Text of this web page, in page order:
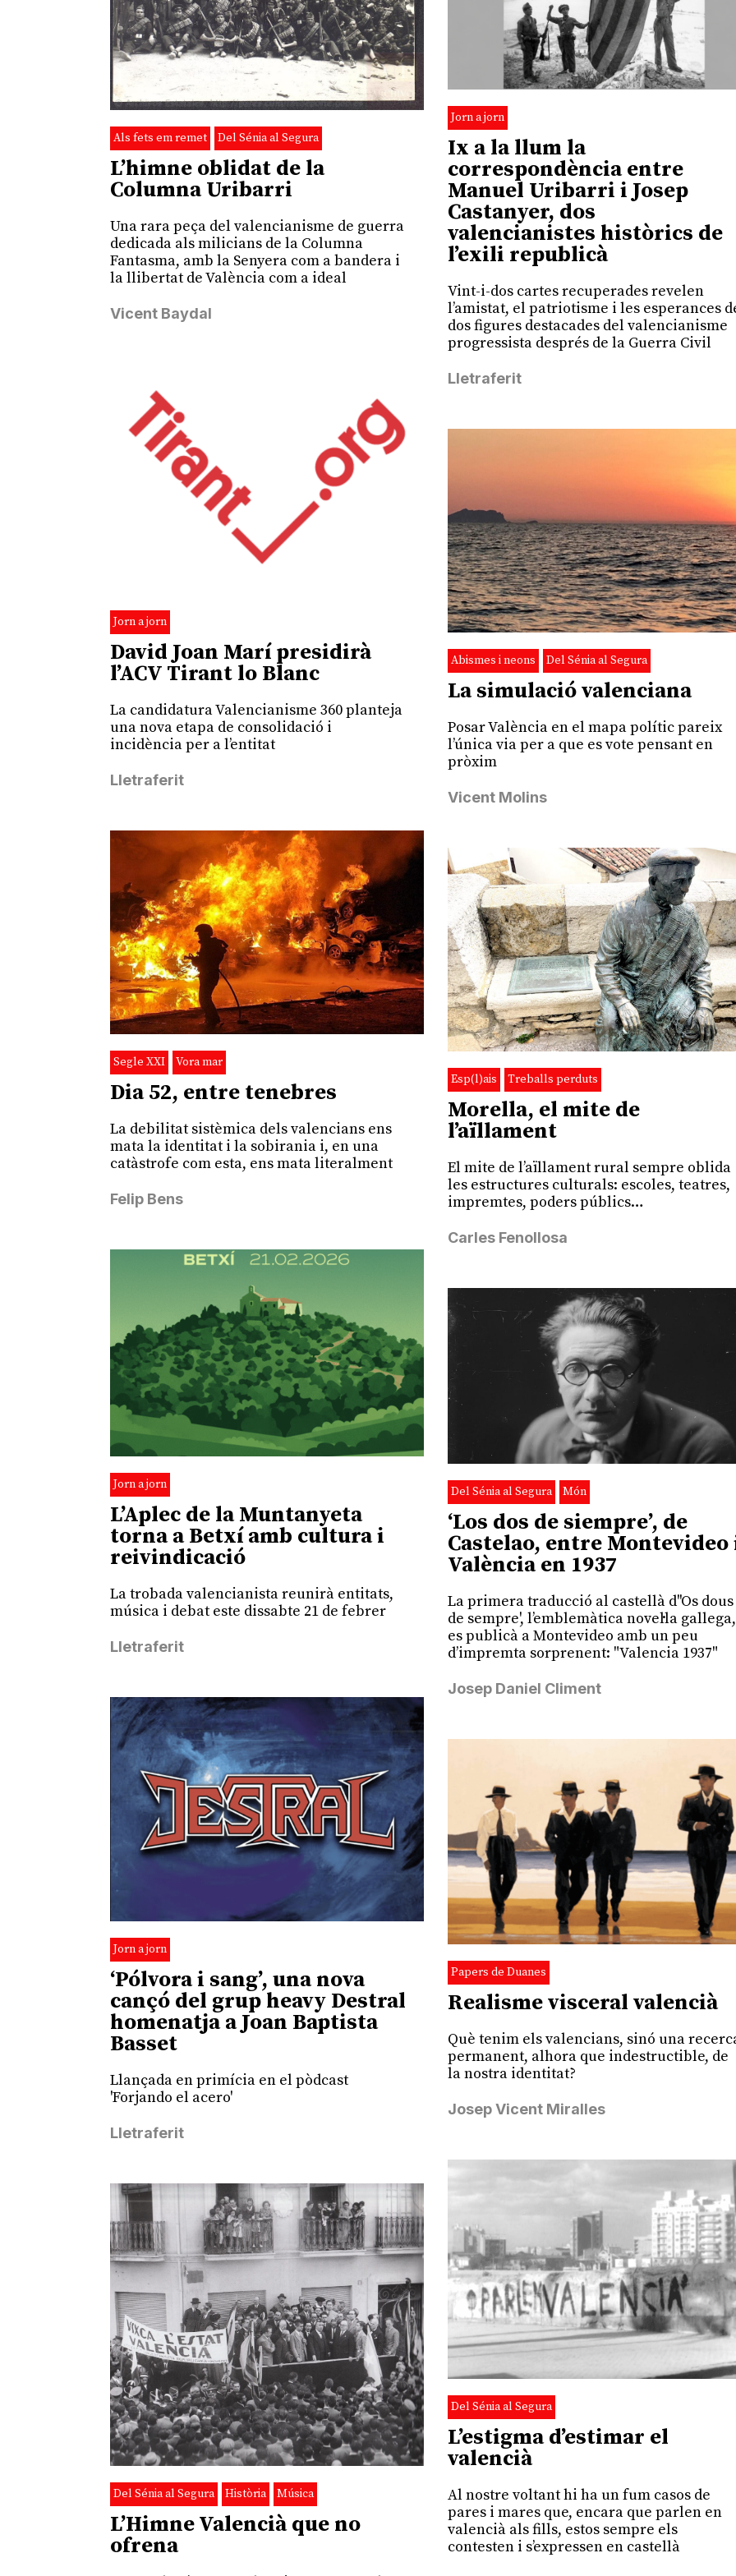
Als fets em remet Del Sénia al Segura
L’himne oblidat de la
Columna Uribarri
Una rara peça del valencianisme de guerra
dedicada als milicians de la Columna
Fantasma, amb la Senyera com a bandera i
la llibertat de València com a ideal
Vicent Baydal
Jorn a jorn
Ix a la llum la
correspondència entre
Manuel Uribarri i Josep
Castanyer, dos
valencianistes històrics de
l’exili republicà
Vint-i-dos cartes recuperades revelen
l’amistat, el patriotisme i les esperances
dos figures destacades del valencianisme
progressista després de la Guerra Civil
Lletraferit
Jorn a jorn
David Joan Marí presidirà
l’ACV Tirant lo Blanc
La candidatura Valencianisme 360 planteja
una nova etapa de consolidació i
incidència per a l’entitat
Lletraferit
Abismes i neons Del Sénia al Segura
La simulació valenciana
Posar València en el mapa polític pareix
l’única via per a que es vote pensant en
pròxim
Vicent Molins
Segle XXI Vora mar
Dia 52, entre tenebres
La debilitat sistèmica dels valencians ens
mata la identitat i la sobirania i, en una
catàstrofe com esta, ens mata literalment
Felip Bens
Esp(l)ais Treballs perduts
Morella, el mite de
l’aïllament
El mite de l’aïllament rural sempre oblida
les estructures culturals: escoles, teatres,
impremtes, poders públics…
Carles Fenollosa
Jorn a jorn
L’Aplec de la Muntanyeta
torna a Betxí amb cultura i
reivindicació
La trobada valencianista reunirà entitats,
música i debat este dissabte 21 de febrer
Lletraferit
Del Sénia al Segura Món
‘Los dos de siempre’, de
Castelao, entre Montevideo
València en 1937
La primera traducció al castellà d''Os dous
de sempre', l’emblemàtica novel·la gallega,
es publicà a Montevideo amb un peu
d’impremta sorprenent: "Valencia 1937"
Josep Daniel Climent
Jorn a jorn
‘Pólvora i sang’, una nova
cançó del grup heavy Destral
homenatja a Joan Baptista
Basset
Llançada en primícia en el pòdcast
'Forjando el acero'
Lletraferit
Papers de Duanes
Realisme visceral valencià
Què tenim els valencians, sinó una
permanent, alhora que indestructible, de
la nostra identitat?
Josep Vicent Miralles
Del Sénia al Segura
L’estigma d’estimar el
valencià
Al nostre voltant hi ha un fum casos de
pares i mares que, encara que parlen en
valencià als fills, estos sempre els
contesten i s’expressen en castellà
Del Sénia al Segura Història Música
L’Himne Valencià que no
ofrena